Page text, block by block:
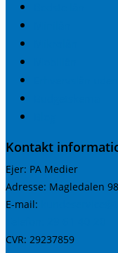
Kontakt
Ejer: PA Medier
Adresse: Magledalen
E-mail:
CVR: 29237859